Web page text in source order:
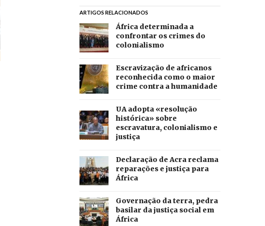
ARTIGOS RELACIONADOS
África determinada a
confrontar os crimes do
colonialismo
Escravização de africanos
reconhecida como o maior
crime contra a humanidade
UA adopta «resolução
histórica» sobre
escravatura, colonialismo e
justiça
Declaração de Acra reclama
reparações e justiça para
África
Governação da terra, pedra
basilar da justiça social em
África